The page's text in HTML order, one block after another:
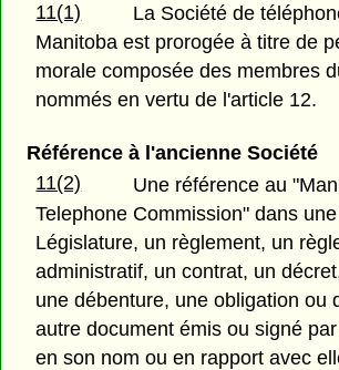
11(1)
La Société de
Manitoba est prorogée à titre de
morale composée des membres
nommés en vertu de l'article 12.
Référence à l'ancienne Société
11(2)
Une référence au
Telephone Commission" dans
Législature, un règlement, un
administratif, un contrat, un
une débenture, une obligation ou
autre document émis ou signé
en son nom ou en rapport avec